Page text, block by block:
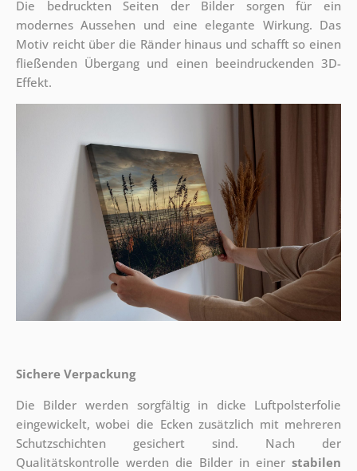
Die bedruckten Seiten der Bilder sorgen für ein
modernes Aussehen und eine elegante Wirkung. Das
Motiv reicht über die Ränder hinaus und schafft so einen
fließenden Übergang und einen beeindruckenden 3D-
Effekt.
Sichere Verpackung
Die Bilder werden sorgfältig in dicke Luftpolsterfolie
eingewickelt, wobei die Ecken zusätzlich mit mehreren
Schutzschichten gesichert sind. Nach der
Qualitätskontrolle werden die Bilder in einerstabilen